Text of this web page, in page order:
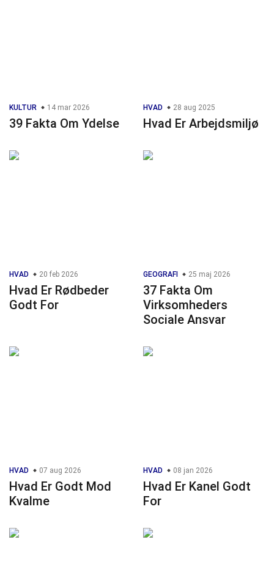
KULTUR 14 mar 2026
39 Fakta Om Ydelse
HVAD 28 aug 2025
Hvad Er Arbejdsmiljø
HVAD 20 feb 2026
Hvad Er Rødbeder
Godt For
GEOGRAFI 25 maj 2026
37 Fakta Om
Virksomheders
Sociale Ansvar
HVAD 07 aug 2026
Hvad Er Godt Mod
Kvalme
HVAD 08 jan 2026
Hvad Er Kanel Godt
For